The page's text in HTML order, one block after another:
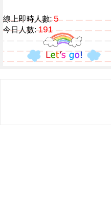
線上即時人數:5
今日人數:191